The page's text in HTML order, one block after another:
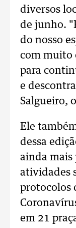
diversos
de junho.
do nosso
com muito
para
e
Salgueiro,
Ele
dessa
ainda mais
atividades
protocolos
em 21